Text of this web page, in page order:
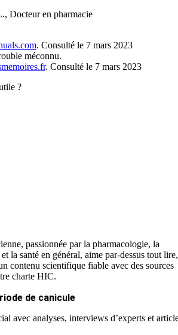
Docteur en pharmacie
. Consulté le 7 mars 2023
méconnu.
. Consulté le 7 mars 2023
?
passionnée par la pharmacologie, la
la santé en général, aime par-dessus tout lire,
contenu scientifique fiable avec des sources
charte HIC.
de canicule
avec analyses, interviews d’experts et